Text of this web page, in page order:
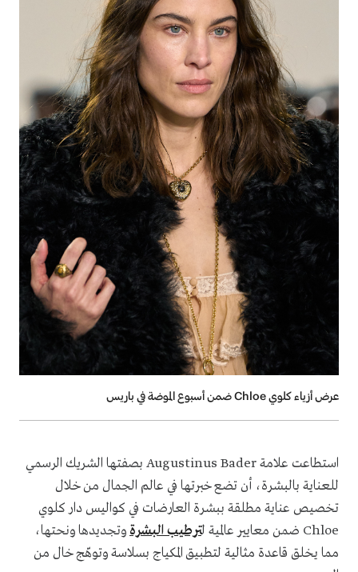
عرض أزياء كلوي Chloe ضمن أسبوع الموضة في باريس
استطاعت علامة Augustinus Bader بصفتها الشريك الرسمي
للعناية بالبشرة، أن تضع خبرتها في عالم الجمال من خلال
تخصيص عناية مطلقة ببشرة العارضات في كواليس دار كلوي
Chloe ضمن معايير عالمية ل
ترطيب البشرة وتجديدها ونحتها،
مما يخلق قاعدة مثالية لتطبيق المكياج بسلاسة وتوهّج خال من